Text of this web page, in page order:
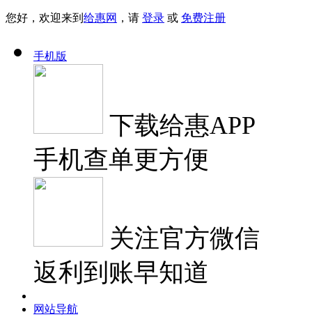
您好，欢迎来到 给惠网 ，请 登录 或 免费注册
手机版
下载给惠APP
手机查单更方便
关注官方微信
返利到账早知道
网站导航